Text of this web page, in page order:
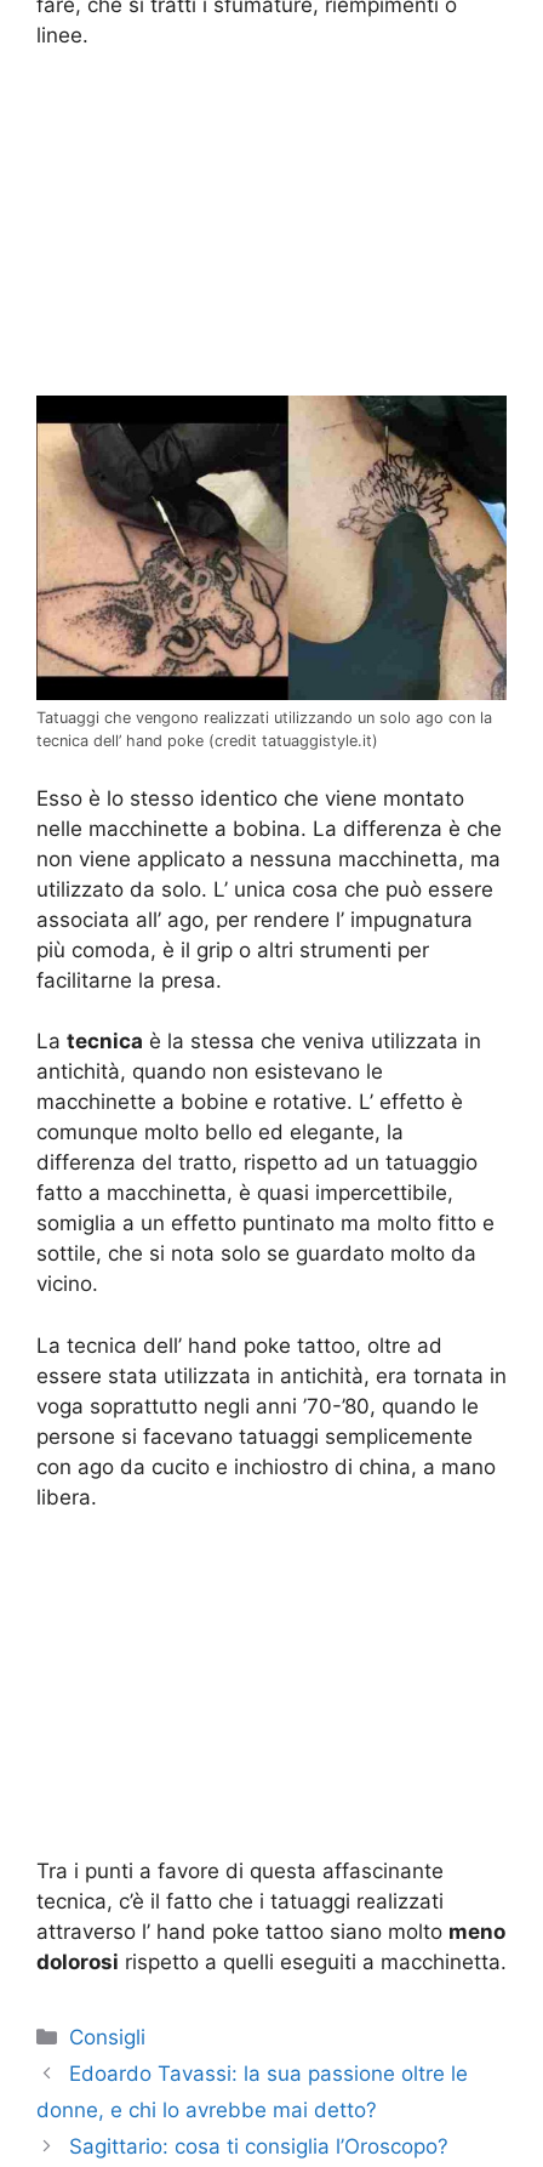
fare, che si tratti i sfumature, riempimenti o
linee.
Tatuaggi che vengono realizzati utilizzando un solo ago con la
tecnica dell’ hand poke (credit tatuaggistyle.it)
Esso è lo stesso identico che viene montato
nelle macchinette a bobina. La differenza è che
non viene applicato a nessuna macchinetta, ma
utilizzato da solo. L’ unica cosa che può essere
associata all’ ago, per rendere l’ impugnatura
più comoda, è il grip o altri strumenti per
facilitarne la presa.
La tecnica è la stessa che veniva utilizzata in
antichità, quando non esistevano le
macchinette a bobine e rotative. L’ effetto è
comunque molto bello ed elegante, la
differenza del tratto, rispetto ad un tatuaggio
fatto a macchinetta, è quasi impercettibile,
somiglia a un effetto puntinato ma molto fitto e
sottile, che si nota solo se guardato molto da
vicino.
La tecnica dell’ hand poke tattoo, oltre ad
essere stata utilizzata in antichità, era tornata in
voga soprattutto negli anni ’70-’80, quando le
persone si facevano tatuaggi semplicemente
con ago da cucito e inchiostro di china, a mano
libera.
Tra i punti a favore di questa affascinante
tecnica, c’è il fatto che i tatuaggi realizzati
attraverso l’ hand poke tattoo siano molto meno
dolorosi rispetto a quelli eseguiti a macchinetta.
Categorie
Consigli
Edoardo Tavassi: la sua passione oltre le
donne, e chi lo avrebbe mai detto?
Sagittario: cosa ti consiglia l’Oroscopo?